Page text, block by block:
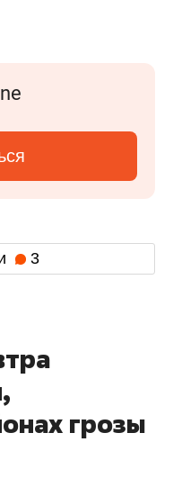
3
грозы